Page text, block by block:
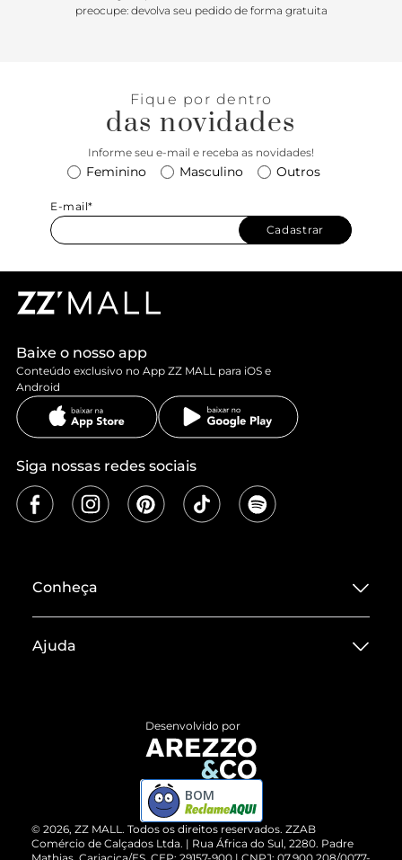
preocupe: devolva seu pedido de forma gratuita
Fique por dentro
das novidades
Informe seu e-mail e receba as novidades!
Feminino Masculino Outros
E-mail*
Cadastrar
Baixe o nosso app
Conteúdo exclusivo no App ZZ MALL para iOS e
Android
Siga nossas redes sociais
Conheça
Termos de Uso
ZZ MALL é confiável
Cartão Presente
Ajuda
Devolução do Produto
Compre pelo WhatsApp
© 2026, ZZ MALL. Todos os direitos reservados. ZZAB
Comércio de Calçados Ltda. | Rua África do Sul, 2280. Padre
Desenvolvido por
BOM